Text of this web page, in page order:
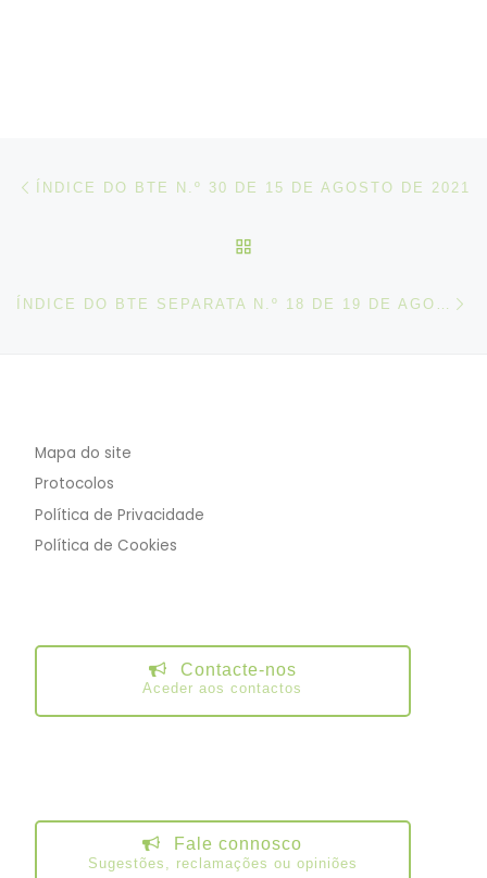
Post navigation
ÍNDICE DO BTE N.º 30 DE 15 DE AGOSTO DE 2021
Mapa do site
Protocolos
Política de Privacidade
Política de Cookies
Contacte-nos
Aceder aos contactos
Fale connosco
Sugestões, reclamações ou opiniões